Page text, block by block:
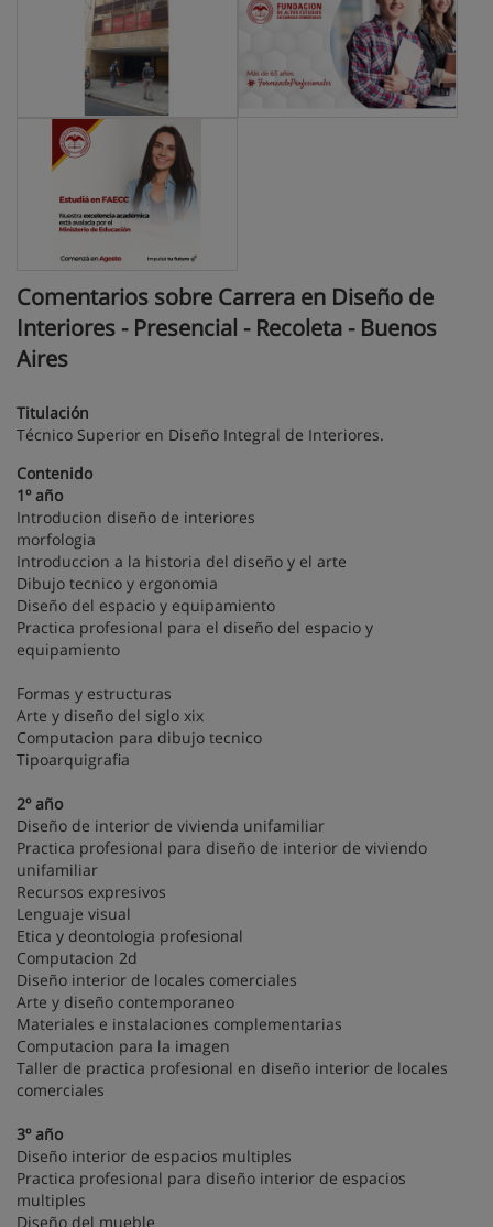
Comentarios sobre Carrera en Diseño de
Interiores - Presencial - Recoleta - Buenos
Aires
Titulación
Técnico Superior en Diseño Integral de Interiores.
Contenido
1º año
Introducion diseño de interiores
morfologia
Introduccion a la historia del diseño y el arte
Dibujo tecnico y ergonomia
Diseño del espacio y equipamiento
Practica profesional para el diseño del espacio y
equipamiento
Formas y estructuras
Arte y diseño del siglo xix
Computacion para dibujo tecnico
Tipoarquigrafia
2º año
Diseño de interior de vivienda unifamiliar
Practica profesional para diseño de interior de viviendo
unifamiliar
Recursos expresivos
Lenguaje visual
Etica y deontologia profesional
Computacion 2d
Diseño interior de locales comerciales
Arte y diseño contemporaneo
Materiales e instalaciones complementarias
Computacion para la imagen
Taller de practica profesional en diseño interior de locales
comerciales
3º año
Diseño interior de espacios multiples
Practica profesional para diseño interior de espacios
multiples
Diseño del mueble